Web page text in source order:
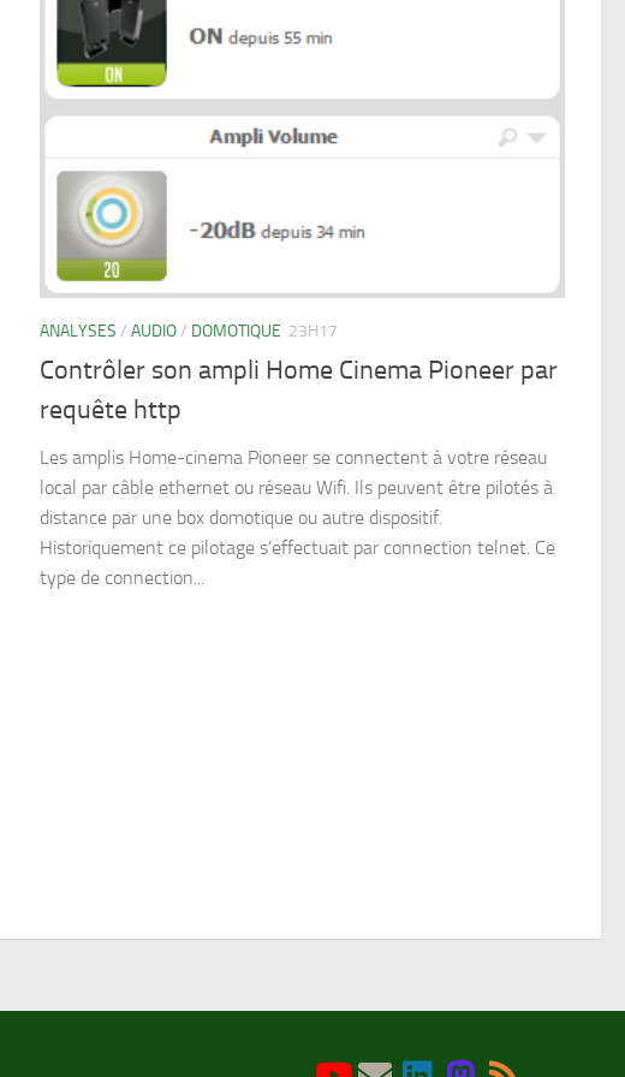
ANALYSES / AUDIO/ DOMOTIQUE 23H17
Contrôler son ampli Home Cinema Pioneer par
requête http
Les amplis Home-cinema Pioneer se connectent à votre réseau
local par câble ethernet ou réseau Wifi. Ils peuvent être pilotés à
distance par une box domotique ou autre dispositif.
Historiquement ce pilotage s’effectuait par connection telnet. Ce
type de connection...